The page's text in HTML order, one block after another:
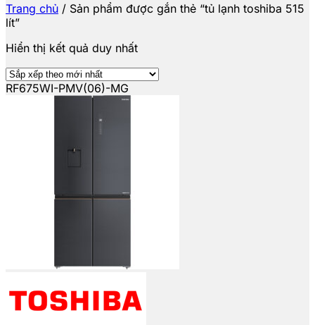
Trang chủ / Sản phẩm được gắn thẻ “tủ lạnh toshiba 515
lít”
Hiển thị kết quả duy nhất
RF675WI-PMV(06)-MG